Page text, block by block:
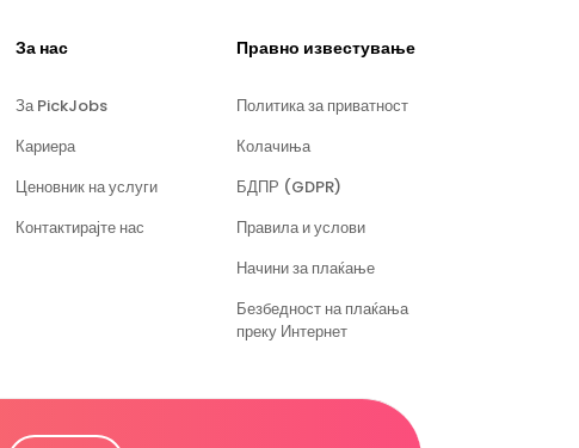
За нас
За PickJobs
Кариера
Ценовник на услуги
Контактирајте нас
Правно известување
Политика за приватност
Колачиња
БДПР (GDPR)
Правила и услови
Начини за плаќање
Безбедност на плаќања
преку Интернет